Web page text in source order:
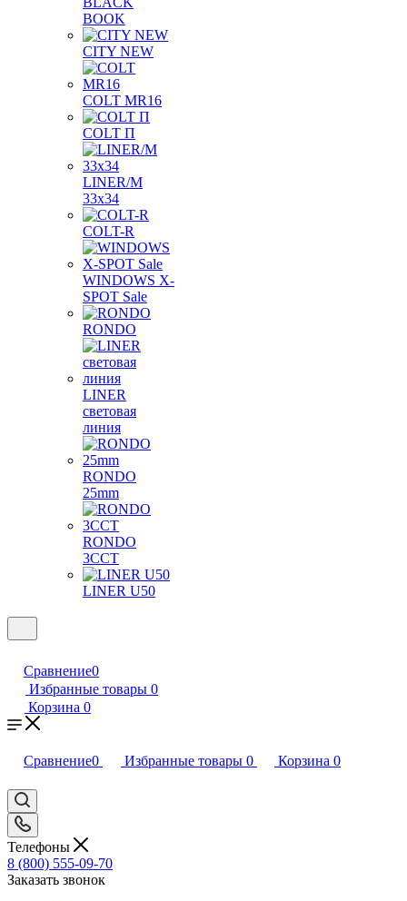
BOOK
CITY NEW
COLT MR16
COLT П
LINER/М
33х34
COLT-R
WINDOWS X-
SPOT Sale
RONDO
LINER
световая
линия
RONDO
25mm
RONDO
3CCT
LINER U50
Сравнение0
Избранные товары 0
Корзина 0
Сравнение0 Избранные товары 0 Корзина 0
Телефоны
8 (800) 555-09-70
Заказать звонок